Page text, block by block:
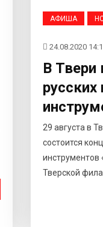
АФИША
24.08.2020
В Твери
29 августа в
состоится
инструментов
Тверской